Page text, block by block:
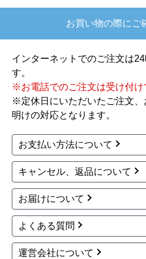
お買い物の際にご
インターネットでのご注文は
す。
※お電話でのご注文は受け付け
※定休日にいただいたご注文
明けの対応となります。
お支払い方法について
キャンセル、返品について
お届けについて
よくある質問
運営会社について